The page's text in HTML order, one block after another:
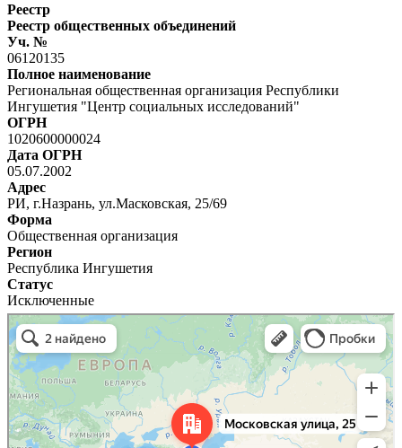
Реестр
Реестр общественных объединений
Уч. №
06120135
Полное наименование
Региональная общественная организация Республики
Ингушетия "Центр социальных исследований"
ОГРН
1020600000024
Дата ОГРН
05.07.2002
Адрес
РИ, г.Назрань, ул.Масковская, 25/69
Форма
Общественная организация
Регион
Республика Ингушетия
Статус
Исключенные